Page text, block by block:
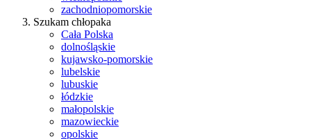
zachodniopomorskie
Szukam chłopaka
Cała Polska
dolnośląskie
kujawsko-pomorskie
lubelskie
lubuskie
łódzkie
małopolskie
mazowieckie
opolskie